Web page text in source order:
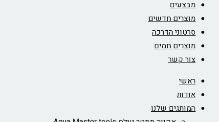
חדשים
הדרכה
חמים
קשר
שלנו